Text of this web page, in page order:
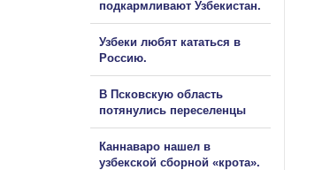
подкармливают Узбекистан.
Узбеки любят кататься в
Россию.
В Псковскую область
потянулись переселенцы
Каннаваро нашел в
узбекской сборной «крота».